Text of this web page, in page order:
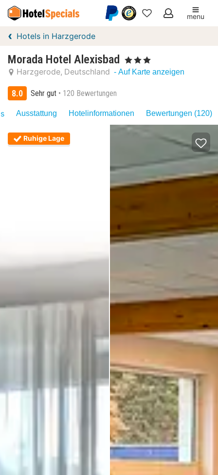
Meine
menu
Hotels in Harzgerode
Morada Hotel Alexisbad , 3 Sterne
Harzgerode Deutschland - Auf Karte anzeigen
8.0 Sehr gut 120 Bewertungen
Ausstattung Hotelinformationen Bewertungen (120)
Ruhige Lage